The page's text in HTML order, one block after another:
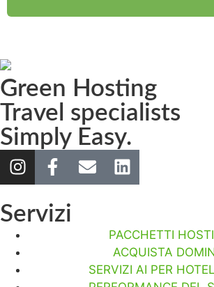
Green Hosting
Travel specialists
Simply Easy.
Servizi
PACCHETTI
ACQUISTA
SERVIZI AI PER